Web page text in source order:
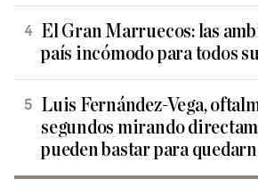
El Gran Marruecos: las
país incómodo para todos
Luis Fernández-Vega,
segundos mirando
pueden bastar para